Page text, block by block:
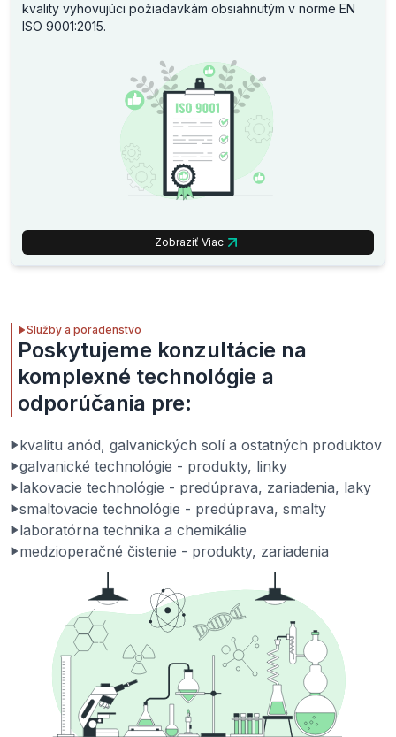
kvality vyhovujúci požiadavkám obsiahnutým v norme EN
ISO 9001:2015.
Zobraziť Viac
Služby a poradenstvo
Poskytujeme konzultácie na
komplexné technológie a
odporúčania pre:
kvalitu anód, galvanických solí a ostatných produktov
galvanické technológie - produkty, linky
lakovacie technológie - predúprava, zariadenia, laky
smaltovacie technológie - predúprava, smalty
laboratórna technika a chemikálie
medzioperačné čistenie - produkty, zariadenia